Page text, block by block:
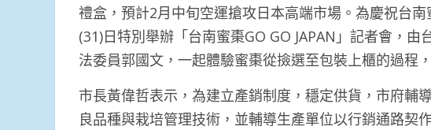
禮盒，預計2月中旬空運搶攻日本高端市場。為慶祝台
(31)日特別舉辦「台南蜜棗GO GO JAPAN」記者會，
法委員郭國文，一起體驗蜜棗從撿選至包裝上櫃的過程
市長黃偉哲表示，為建立產銷制度，穩定供貨，市府輔
良品種與栽培管理技術，並輔導生產單位以行銷通路契